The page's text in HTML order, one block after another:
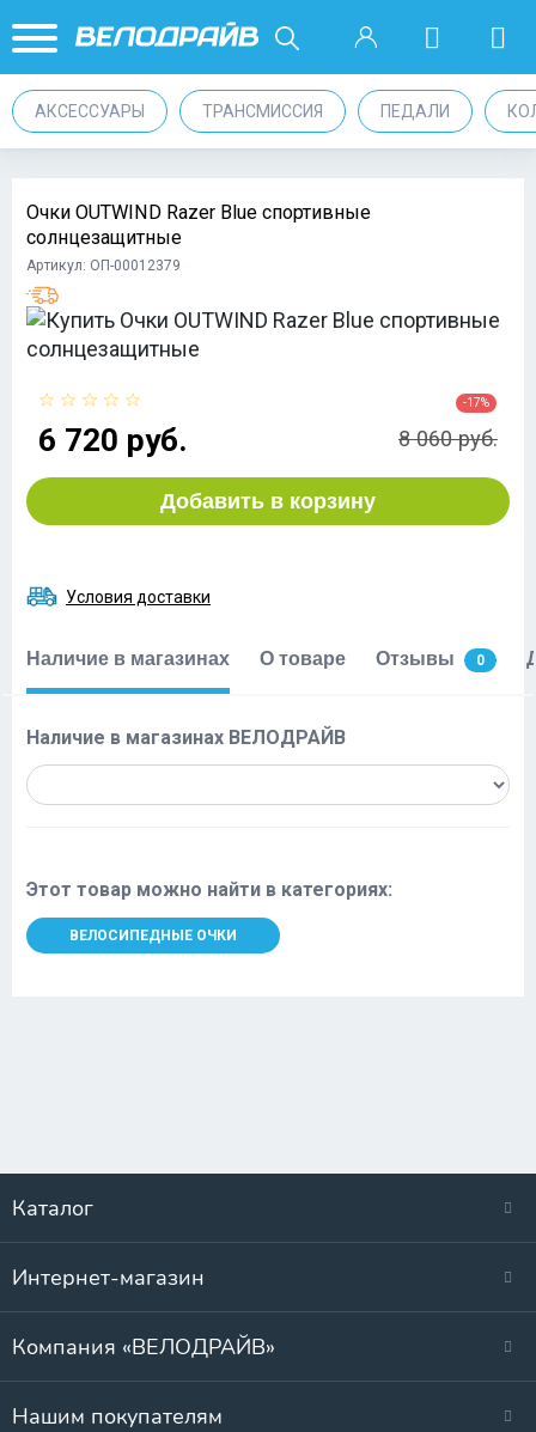
АКСЕССУАРЫ ТРАНСМИССИЯ ПЕДАЛИ
Очки OUTWIND Razer Blue спортивные
солнцезащитные
Артикул: ОП-00012379
6 720 руб.
-17%
8 060 руб.
Добавить в корзину
Условия доставки
Наличие в магазинах О товаре Отзывы 0
Наличие в магазинах ВЕЛОДРАЙВ
Этот товар можно найти в категориях:
ВЕЛОСИПЕДНЫЕ ОЧКИ
Каталог
Интернет-магазин
Компания «ВЕЛОДРАЙВ»
Нашим покупателям